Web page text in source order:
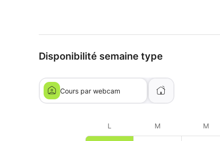
Disponibilité semaine type
Cours par webcam
L M M